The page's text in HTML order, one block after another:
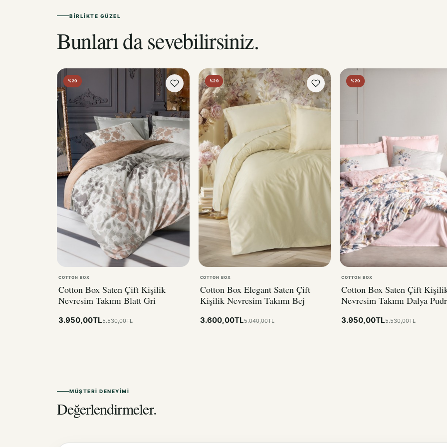
BIRLIKTE GÜZEL
Bunları da sevebilirsiniz.
%29
COTTON BOX
Cotton Box Saten Çift Kişilik
Nevresim Takımı Blatt Gri
3.950,00TL5.530,00TL
%29
COTTON BOX
Cotton Box Elegant Saten Çift
Kişilik Nevresim Takımı Bej
3.600,00TL5.040,00TL
%29
COTTON BOX
Cotton Box Saten Çift
Nevresim Takımı Dalya
3.950,00TL5.530,00TL
MÜŞTERI DENEYIMI
Değerlendirmeler.